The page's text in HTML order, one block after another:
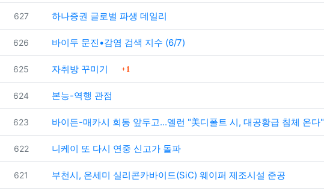
번호
627 하나증권 글로벌 파생 데일리
번호
626 바이두 문진•감염 검색 지수 (6/7)
번호
625 자취방 꾸미기 댓글
1
번호
624 본능-역행 관점
번호
623 바이든-매카시 회동 앞두고...옐런 "美디폴트 시, 대공황급 침체 온다"
번호
622 니케이 또 다시 연중 신고가 돌파
번호
621 부천시, 온세미 실리콘카바이드(SiC) 웨이퍼 제조시설 준공